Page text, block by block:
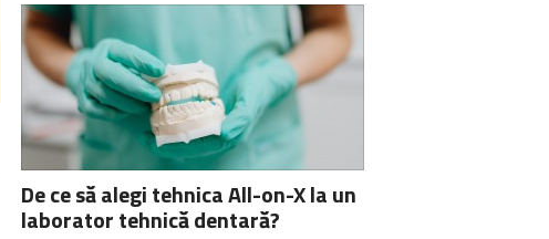
De ce să alegi tehnica All-on-X la un
laborator tehnică dentară?